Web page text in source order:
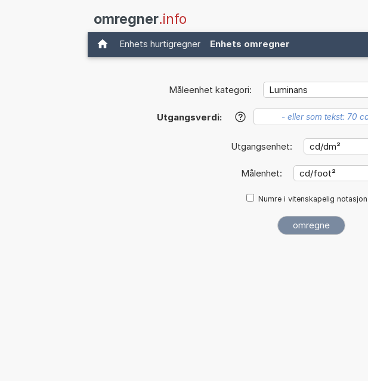
omregner.info
Enhets hurtigregner Enhets omregner
Måleenhet kategori:
Utgangsverdi: ?
Utgangsenhet:
Målenhet:
Numre i vitenskapelig notasjon